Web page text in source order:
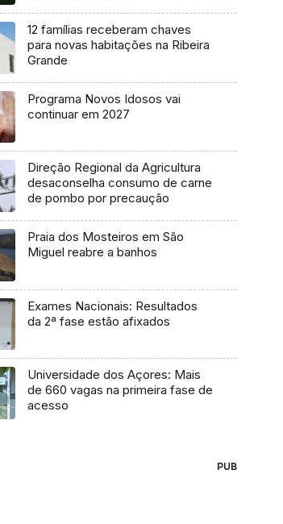
12 famílias receberam chaves
para novas habitações na Ribeira
Grande
Programa Novos Idosos vai
continuar em 2027
Direção Regional da Agricultura
desaconselha consumo de carne
de pombo por precaução
Praia dos Mosteiros em São
Miguel reabre a banhos
Exames Nacionais: Resultados
da 2ª fase estão afixados
Universidade dos Açores: Mais
de 660 vagas na primeira fase de
acesso
PUB